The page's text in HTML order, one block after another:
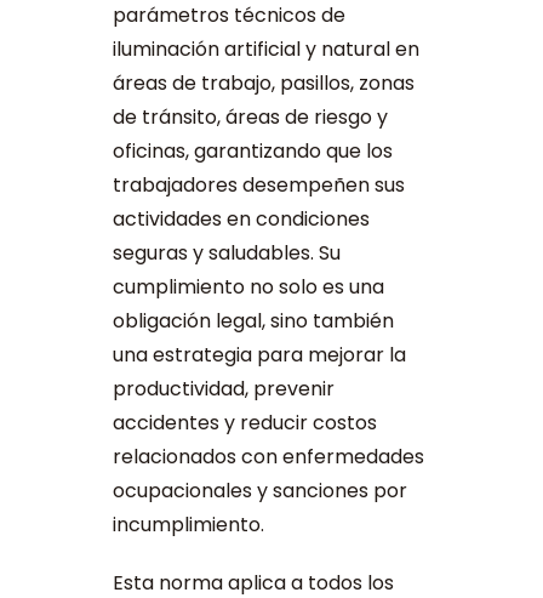
parámetros técnicos de
iluminación artificial y natural en
áreas de trabajo, pasillos, zonas
de tránsito, áreas de riesgo y
oficinas, garantizando que los
trabajadores desempeñen sus
actividades en condiciones
seguras y saludables. Su
cumplimiento no solo es una
obligación legal, sino también
una estrategia para mejorar la
productividad, prevenir
accidentes y reducir costos
relacionados con enfermedades
ocupacionales y sanciones por
incumplimiento.
Esta norma aplica a todos los